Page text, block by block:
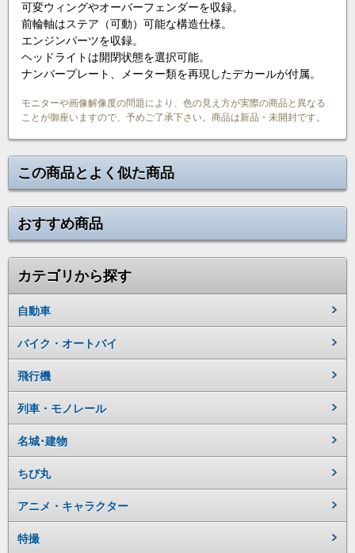
可変ウィングやオーバーフェンダーを収録。
前輪軸はステア（可動）可能な構造仕様。
エンジンパーツを収録。
ヘッドライトは開閉状態を選択可能。
ナンバープレート、メーター類を再現したデカールが付属。
モニターや画像解像度の問題により、色の見え方が実際の商品と異なる
ことが御座いますので、予めご了承下さい。商品は新品・未開封です。
この商品とよく似た商品
おすすめ商品
カテゴリから探す
自動車
バイク・オートバイ
飛行機
列車・モノレール
名城･建物
ちび丸
アニメ・キャラクター
特撮